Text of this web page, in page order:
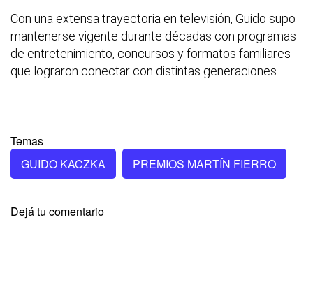
Con una extensa trayectoria en televisión, Guido supo
mantenerse vigente durante décadas con programas
de entretenimiento, concursos y formatos familiares
que lograron conectar con distintas generaciones.
Temas
GUIDO KACZKA
PREMIOS MARTÍN FIERRO
Dejá tu comentario